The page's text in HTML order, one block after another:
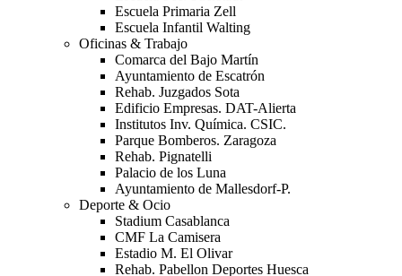
Escuela Primaria Zell
Escuela Infantil Walting
Oficinas & Trabajo
Comarca del Bajo Martín
Ayuntamiento de Escatrón
Rehab. Juzgados Sota
Edificio Empresas. DAT-Alierta
Institutos Inv. Química. CSIC.
Parque Bomberos. Zaragoza
Rehab. Pignatelli
Palacio de los Luna
Ayuntamiento de Mallesdorf-P.
Deporte & Ocio
Stadium Casablanca
CMF La Camisera
Estadio M. El Olivar
Rehab. Pabellon Deportes Huesca